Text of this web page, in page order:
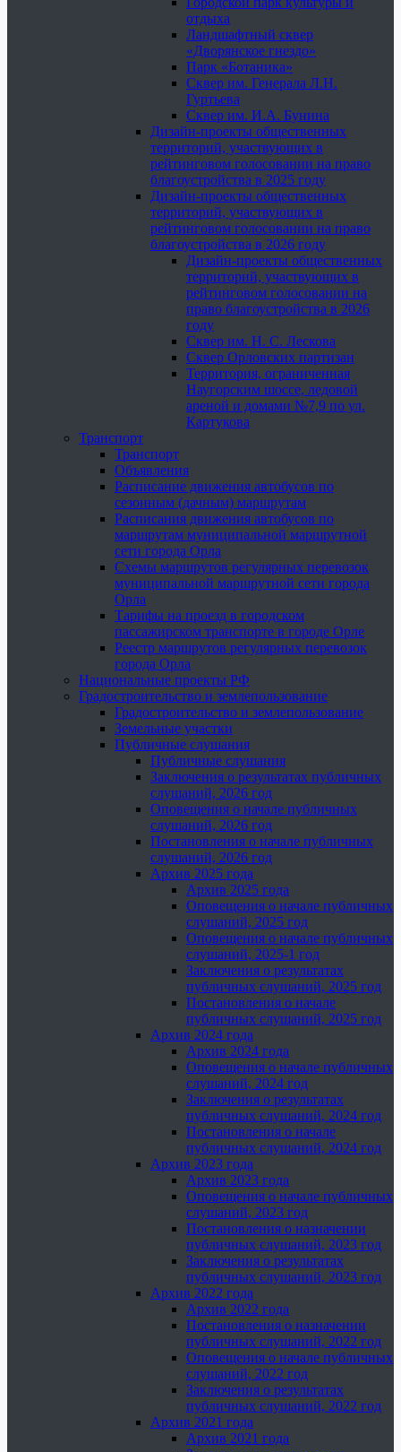
отдыха
Ландшафтный сквер
«Дворянское гнездо»
Парк «Ботаника»
Сквер им. Генерала Л.Н.
Гуртьева
Сквер им. И.А. Бунина
Дизайн-проекты общественных
территорий, участвующих в
рейтинговом голосовании на право
благоустройства в 2025 году
Дизайн-проекты общественных
территорий, участвующих в
рейтинговом голосовании на право
благоустройства в 2026 году
Дизайн-проекты общественных
территорий, участвующих в
рейтинговом голосовании на
право благоустройства в 2026
году
Сквер им. Н. С. Лескова
Сквер Орловских партизан
Территория, ограниченная
Наугорским шоссе, ледовой
ареной и домами №7,9 по ул.
Картукова
Транспорт
Транспорт
Объявления
Расписание движения автобусов по
сезонным (дачным) маршрутам
Расписания движения автобусов по
маршрутам муниципальной маршрутной
сети города Орла
Схемы маршрутов регулярных перевозок
муниципальной маршрутной сети города
Орла
Тарифы на проезд в городском
пассажирском транспорте в городе Орле
Реестр маршрутов регулярных перевозок
города Орла
Национальные проекты РФ
Градостроительство и землепользование
Градостроительство и землепользование
Земельные участки
Публичные слушания
Публичные слушания
Заключения о результатах публичных
слушаний, 2026 год
Оповещения о начале публичных
слушаний, 2026 год
Постановления о начале публичных
слушаний, 2026 год
Архив 2025 года
Архив 2025 года
Оповещения о начале публичных
слушаний, 2025 год
Оповещения о начале публичных
слушаний, 2025-1 год
Заключения о результатах
публичных слушаний, 2025 год
Постановления о начале
публичных слушаний, 2025 год
Архив 2024 года
Архив 2024 года
Оповещения о начале публичных
слушаний, 2024 год
Заключения о результатах
публичных слушаний, 2024 год
Постановления о начале
публичных слушаний, 2024 год
Архив 2023 года
Архив 2023 года
Оповещения о начале публичных
слушаний, 2023 год
Постановления о назначении
публичных слушаний, 2023 год
Заключения о результатах
публичных слушаний, 2023 год
Архив 2022 года
Архив 2022 года
Постановления о назначении
публичных слушаний, 2022 год
Оповещения о начале публичных
слушаний, 2022 год
Заключения о результатах
публичных слушаний, 2022 год
Архив 2021 года
Архив 2021 года